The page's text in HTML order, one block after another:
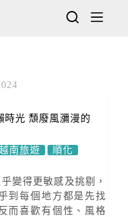
時光 頹廢風瀰漫的
南旅遊 順化
變得更敏感及挑剔，
到每個地方都是先找
而喜歡有個性、風格